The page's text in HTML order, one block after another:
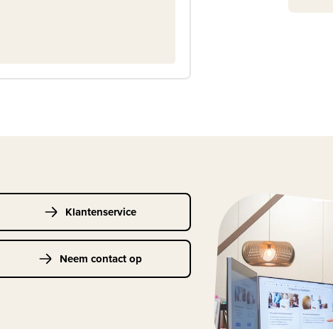
Klantenservice
Neem contact op